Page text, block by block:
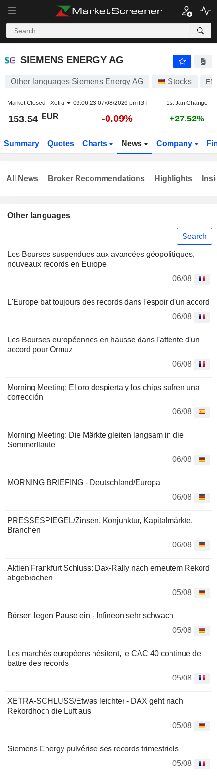
SIEMENS ENERGY AG
SIEMENS ENERGY AG
Other languages Siemens Energy AG Stocks
Market Closed - Xetra 09:06:23 07/08/2026 pm IST 1st Jan Change
153.54 EUR -0.09% +27.52%
Summary Quotes Charts News Company
Other languages
Search
Les Bourses suspendues aux avancées géopolitiques,
nouveaux records en Europe
06/08
L'Europe bat toujours des records dans l'espoir d'un accord
06/08
Les Bourses européennes en hausse dans l'attente d'un
accord pour Ormuz
06/08
Morning Meeting: El oro despierta y los chips sufren una
corrección
06/08
Morning Meeting: Die Märkte gleiten langsam in die
Sommerflaute
06/08
MORNING BRIEFING - Deutschland/Europa
06/08
PRESSESPIEGEL/Zinsen, Konjunktur, Kapitalmärkte,
Branchen
06/08
Aktien Frankfurt Schluss: Dax-Rally nach erneutem Rekord
abgebrochen
05/08
Börsen legen Pause ein - Infineon sehr schwach
05/08
Les marchés européens hésitent, le CAC 40 continue de
battre des records
05/08
XETRA-SCHLUSS/Etwas leichter - DAX geht nach
Rekordhoch die Luft aus
05/08
Siemens Energy pulvérise ses records trimestriels
05/08
All News Broker Recommendations Highlights